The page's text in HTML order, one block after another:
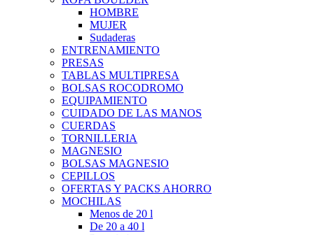
HOMBRE
MUJER
Sudaderas
ENTRENAMIENTO
PRESAS
TABLAS MULTIPRESA
BOLSAS ROCODROMO
EQUIPAMIENTO
CUIDADO DE LAS MANOS
CUERDAS
TORNILLERIA
MAGNESIO
BOLSAS MAGNESIO
CEPILLOS
OFERTAS Y PACKS AHORRO
MOCHILAS
Menos de 20 l
De 20 a 40 l